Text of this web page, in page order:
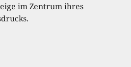
im Zentrum ihres